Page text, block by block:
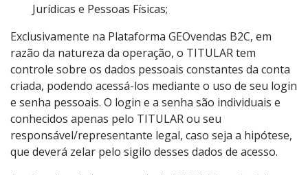
Jurídicas e Pessoas Físicas;
Exclusivamente na Plataforma GEOvendas B2C, em
razão da natureza da operação, o TITULAR tem
controle sobre os dados pessoais constantes da conta
criada, podendo acessá-los mediante o uso de seu login
e senha pessoais. O login e a senha são individuais e
conhecidos apenas pelo TITULAR ou seu
responsável/representante legal, caso seja a hipótese,
que deverá zelar pelo sigilo desses dados de acesso.